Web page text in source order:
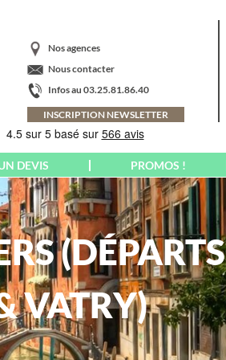
Nos agences
Nous contacter
Infos au 03.25.81.86.40
INSCRIPTION NEWSLETTER
PARIS
PAYS BALTES
PAYS BASQUE
PAYS DE GALLES
CORNOUAILLES
POLOGNE
PONTS MAI-JUIN
PORT AVENTURA
PORTUGAL
POUILLES
AMÉRIQUE
ARGENTINE
BAHAMAS
BRÉSIL
CANADA
COLOMBIE
COSTA RICA
CUBA
EQUATEUR &
GALAPAGOS
ETATS-UNIS USA
DEVIS PROMOS !
(DÉPARTS
VATRY)